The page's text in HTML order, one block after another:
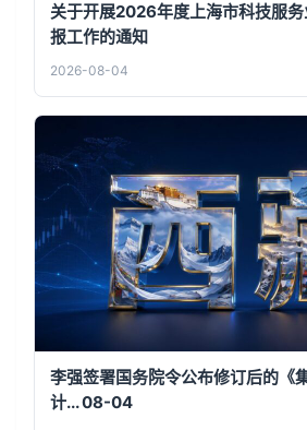
关于开展2026年度上海市科技服
报工作的通知
2026-08-04
李强签署国务院令公布修订后的《
计... 08-04